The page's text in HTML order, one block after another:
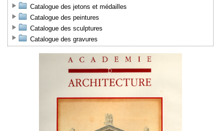
Catalogue des jetons et médailles
Catalogue des peintures
Catalogue des sculptures
Catalogue des gravures